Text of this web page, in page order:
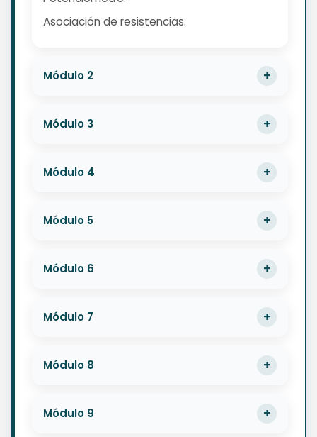
Asociación de resistencias.
Módulo 2
Módulo 3
Módulo 4
Módulo 5
Módulo 6
Módulo 7
Módulo 8
Módulo 9